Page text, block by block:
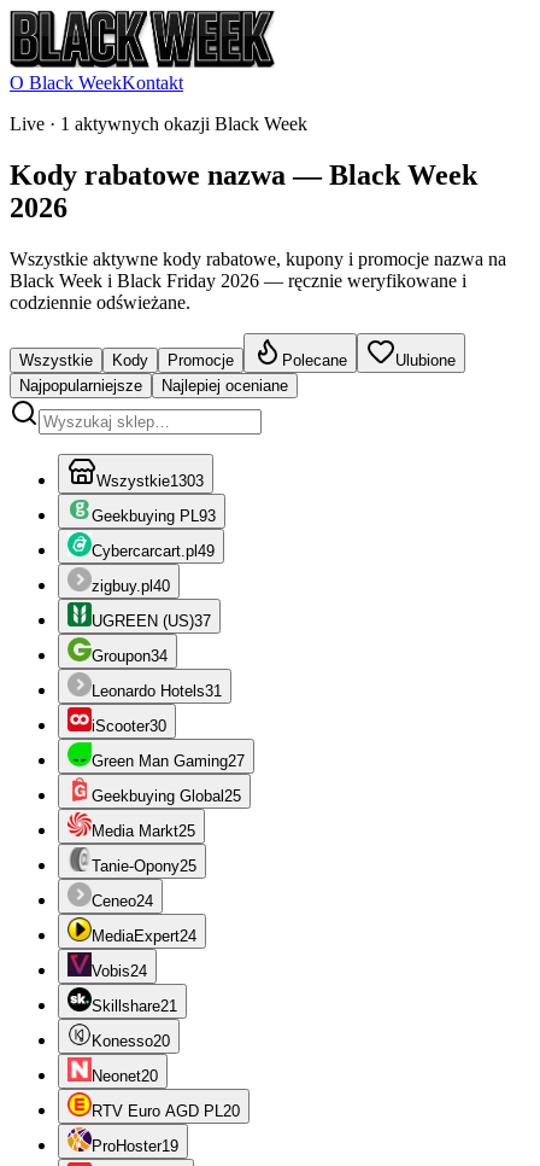
O Black WeekKontakt
Live · 1 aktywnych okazji Black Week
Kody rabatowe nazwa — Black Week
2026
Wszystkie aktywne kody rabatowe, kupony i promocje nazwa na
Black Week i Black Friday 2026 — ręcznie weryfikowane i
codziennie odświeżane.
Wszystkie Kody Promocje Polecane
Ulubione
Najpopularniejsze
Najlepiej oceniane
Wszystkie1303
Geekbuying PL 93
Cybercarcart.pl 49
zigbuy.pl 40
UGREEN (US)37
Groupon34
Leonardo Hotels31
iScooter30
Green Man Gaming27
Geekbuying Global 25
Media Markt25
Tanie-Opony25
Ceneo24
MediaExpert24
Vobis24
Skillshare21
Konesso20
Neonet20
RTV Euro AGD PL 20
ProHoster19